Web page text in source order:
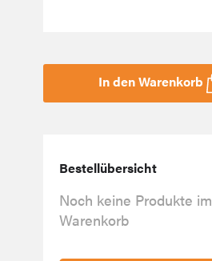
In den Warenkorb
Bestellübersicht
Noch keine Produkte im
Warenkorb